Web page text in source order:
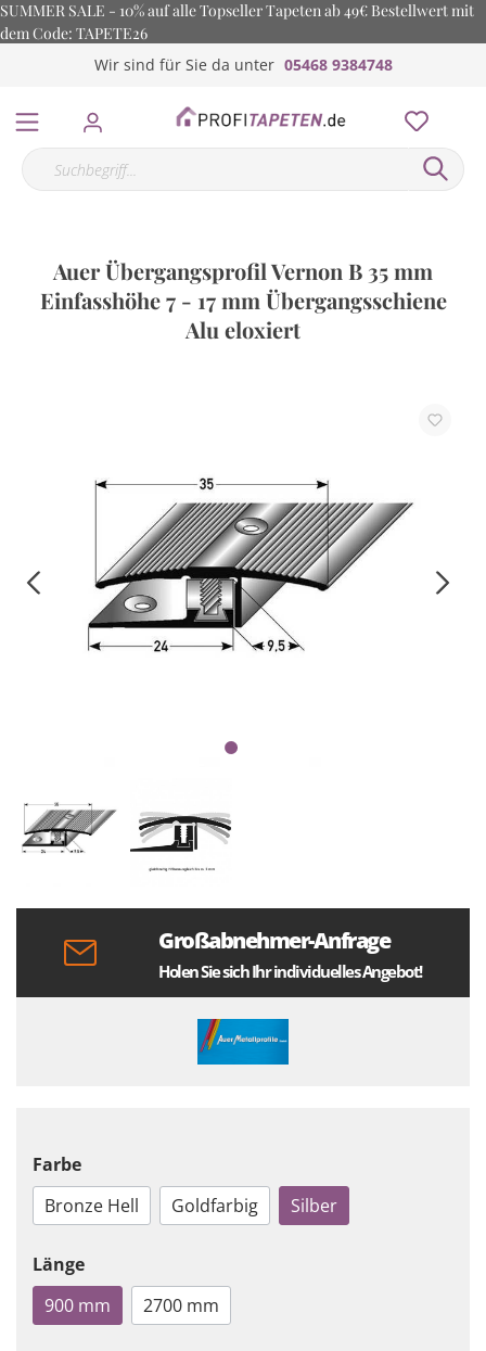
SUMMER SALE - 10% auf alle Topseller Tapeten ab 49€ Bestellwert mit
dem Code: TAPETE26
Wir sind für Sie da unter 05468 9384748
Auer Übergangsprofil Vernon B 35 mm
Einfasshöhe 7 - 17 mm Übergangsschiene
Alu eloxiert
Großabnehmer-Anfrage
Holen Sie sich Ihr individuelles Angebot!
Farbe
Bronze Hell
Goldfarbig Silber
Länge
900 mm
2700 mm